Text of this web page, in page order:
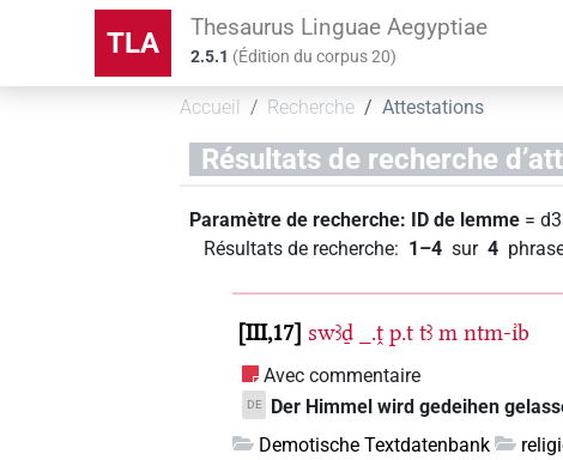
TLA Thesaurus Linguae Aegyptiae
2.5.1 (Édition du corpus20)
Accueil Recherche Attestations
Résultats de recherche
Paramètre de recherche: ID de lemme =
Résultats de recherche: 1–4 sur 4
III,17 swꜣḏ _.ṱ p.t tꜣ m ntm-ı͗b
Avec commentaire
DE
Der Himmel wird gedeihen
Demotische Textdatenbank